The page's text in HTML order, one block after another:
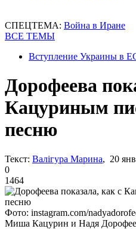
СПЕЦТЕМА: Война в Иране
ВСЕ ТЕМЫ
Вступление Украины в
Дорофеева
Кацуриным
песню
Текст: Валігура Марина, 20
0
1464
Фото: instagram.com/
Миша Кацурин и Надя